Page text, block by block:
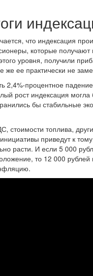
что индексация
которые получают
уровня, получили
же ее практически не
2,4%-процентное
рост индексация
бы стабильные
стоимости топлива,
приведут к
расти. И если 5 000
то 12 000 рублей